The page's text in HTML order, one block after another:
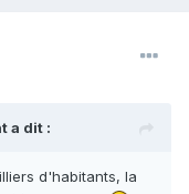
a dit :
d'habitants, la